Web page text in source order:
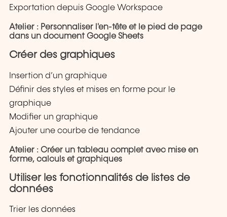
Exportation depuis Google Workspace
Atelier : Personnaliser l'en-tête et le pied de page
dans un document Google Sheets
Créer des graphiques
Insertion d’un graphique
Définir des styles et mises en forme pour le
graphique
Modifier un graphique
Ajouter une courbe de tendance
Atelier : Créer un tableau complet avec mise en
forme, calculs et graphiques
Utiliser les fonctionnalités de listes de
données
Trier les données